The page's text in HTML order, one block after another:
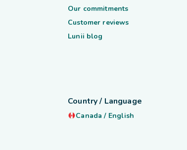
Our commitments
Customer reviews
Lunii blog
Country / Language
Canada / English